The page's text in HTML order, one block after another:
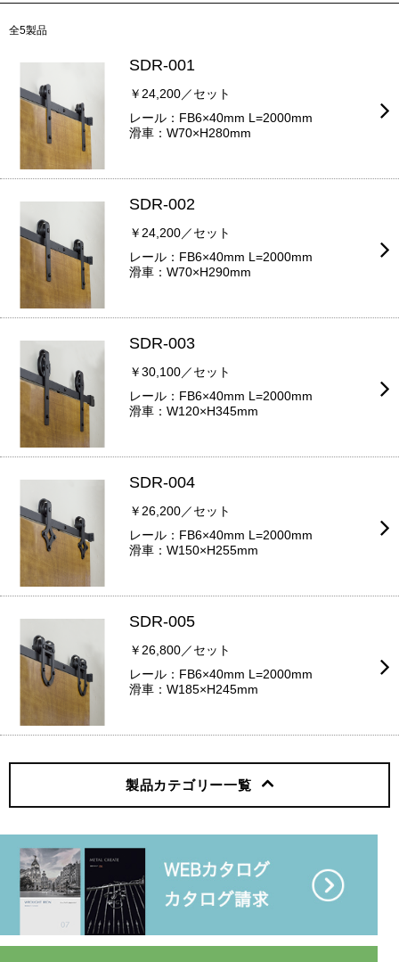
全5製品
SDR-001
￥24,200／セット
レール：FB6×40mm L=2000mm
滑車：W70×H280mm
SDR-002
￥24,200／セット
レール：FB6×40mm L=2000mm
滑車：W70×H290mm
SDR-003
￥30,100／セット
レール：FB6×40mm L=2000mm
滑車：W120×H345mm
SDR-004
￥26,200／セット
レール：FB6×40mm L=2000mm
滑車：W150×H255mm
SDR-005
￥26,800／セット
レール：FB6×40mm L=2000mm
滑車：W185×H245mm
製品カテゴリー一覧